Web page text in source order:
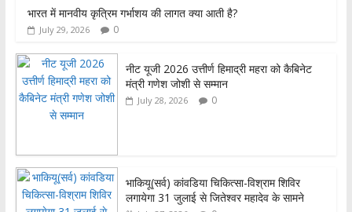
b
o
k
t
e
r
a
s
A
h
r
e
भारत में मानवीय कृत्रिम गर्भाशय की लागत क्या आती है?
July 29, 2026 0
नीट यूजी 2026 उत्तीर्ण हिमाद्री महरा को कैबिनेट
मंत्री गणेश जोशी से सम्मान
July 28, 2026 0
भाकियू(सर्व) कांवडिया चिकित्सा-विश्राम शिविर
लगायेगा 31 जुलाई से जितेश्वर महादेव के सामने